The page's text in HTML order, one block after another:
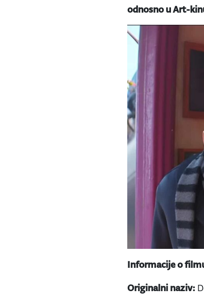
odnosno u Art-
Informacije o
Originalni naziv: